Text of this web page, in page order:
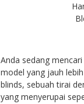
Anda sedang
model yang jauh
blinds, sebuah tirai
yang menyerupai